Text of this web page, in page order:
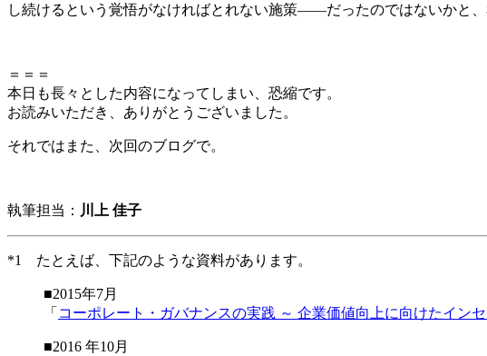
し続けるという覚悟がなければとれない施策――だったのではないかと
＝＝＝
本日も長々とした内容になってしまい、恐縮です。
お読みいただき、ありがとうございました。
それではまた、次回のブログで。
執筆担当： 川上 佳子
*1 たとえば、下記のような資料があります。
■2015年7月
「 コーポレート・ガバナンスの実践 ～ 企業価値向上に向けたイン
■2016 年10月